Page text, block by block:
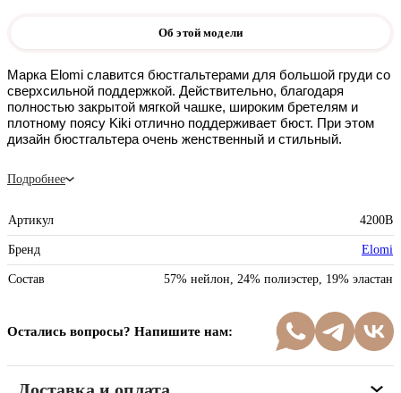
Об этой модели
Марка Elomi славится бюстгальтерами для большой груди со
сверхсильной поддержкой. Действительно, благодаря
полностью закрытой мягкой чашке, широким бретелям и
плотному поясу Kiki отлично поддерживает бюст. При этом
дизайн бюстгальтера очень женственный и стильный.
Подробнее
Артикул 4200B
Бренд Elomi
Состав 57% нейлон, 24% полиэстер, 19% эластан
Остались вопросы? Напишите нам: